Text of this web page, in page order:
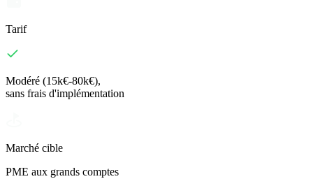
Tarif
Modéré (15k€-80k€),
sans frais d'implémentation
Marché cible
PME aux grands comptes